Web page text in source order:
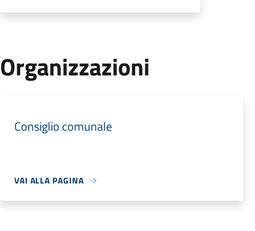
Organizzazioni
Consiglio comunale
VAI ALLA PAGINA